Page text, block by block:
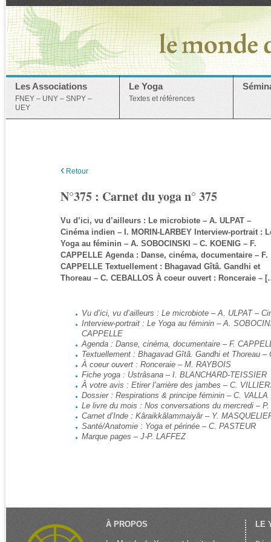
Les Associations
FNEY – UNY – SNPY –
UEY
Le Yoga
Textes et références
‹ Retour
N°375 : Carnet du yoga n° 375
Vu d’ici, vu d’ailleurs : Le microbiote – A. ULPAT –
Cinéma indien – I. MORIN-LARBEY Interview-portrait :
Yoga au féminin – A. SOBOCINSKI – C. KOENIG – F.
CAPPELLE Agenda : Danse, cinéma, documentaire – F.
CAPPELLE Textuellement : Bhagavad Gîtâ. Gandhi et
Thoreau – C. CEBALLOS À coeur ouvert : Ronceraie –
Vu d’ici, vu d’ailleurs : Le microbiote – A. ULPAT –
Interview-portrait : Le Yoga au féminin – A.
CAPPELLE
Agenda : Danse, cinéma, documentaire – F.
Textuellement : Bhagavad Gîtâ. Gandhi et Thoreau –
À coeur ouvert : Ronceraie – M. RAYBOIS
Fiche yoga : Ustrâsana – I. BLANCHARD-TEISSIER
À votre avis : Etirer l’arrière des jambes – C.
Dossier : Respirations & principe féminin – C. VALLA
Le livre du mois : Nos conversations du mercredi –
Carnet d’Inde : Kâraikkâlammaiyâr – Y.
Santé/Anatomie : Yoga et périnée – C. PASTEUR
Marque pages – J-P. LAFFEZ
À PROPOS LE